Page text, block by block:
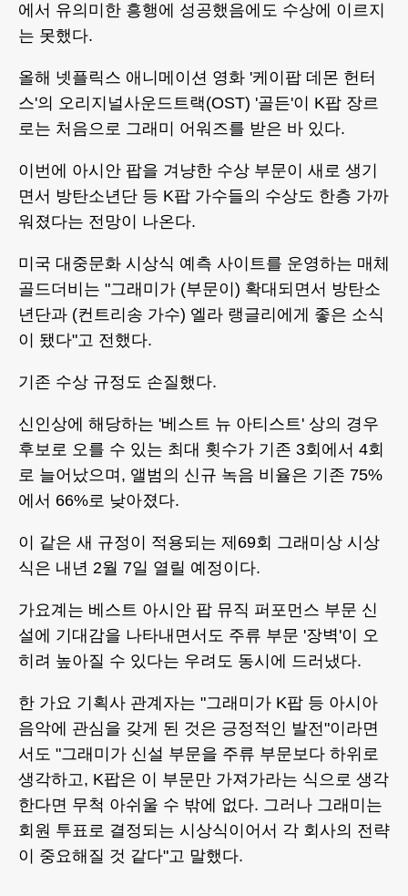
에서 유의미한 흥행에 성공했음에도 수상에 이르지
는 못했다.
올해 넷플릭스 애니메이션 영화 '케이팝 데몬 헌터
스'의 오리지널사운드트랙(OST) '골든'이 K팝 장르
로는 처음으로 그래미 어워즈를 받은 바 있다.
이번에 아시안 팝을 겨냥한 수상 부문이 새로 생기
면서 방탄소년단 등 K팝 가수들의 수상도 한층 가까
워졌다는 전망이 나온다.
미국 대중문화 시상식 예측 사이트를 운영하는 매체
골드더비는 "그래미가 (부문이) 확대되면서 방탄소
년단과 (컨트리송 가수) 엘라 랭글리에게 좋은 소식
이 됐다"고 전했다.
기존 수상 규정도 손질했다.
신인상에 해당하는 '베스트 뉴 아티스트' 상의 경우
후보로 오를 수 있는 최대 횟수가 기존 3회에서 4회
로 늘어났으며, 앨범의 신규 녹음 비율은 기존 75%
에서 66%로 낮아졌다.
이 같은 새 규정이 적용되는 제69회 그래미상 시상
식은 내년 2월 7일 열릴 예정이다.
가요계는 베스트 아시안 팝 뮤직 퍼포먼스 부문 신
설에 기대감을 나타내면서도 주류 부문 '장벽'이 오
히려 높아질 수 있다는 우려도 동시에 드러냈다.
한 가요 기획사 관계자는 "그래미가 K팝 등 아시아
음악에 관심을 갖게 된 것은 긍정적인 발전"이라면
서도 "그래미가 신설 부문을 주류 부문보다 하위로
생각하고, K팝은 이 부문만 가져가라는 식으로 생각
한다면 무척 아쉬울 수 밖에 없다. 그러나 그래미는
회원 투표로 결정되는 시상식이어서 각 회사의 전략
이 중요해질 것 같다"고 말했다.